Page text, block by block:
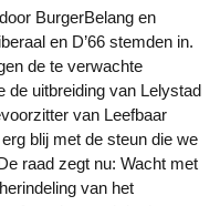
BurgerBelang en
en D’66 stemden in.
de te verwachte
de uitbreiding van Lelystad
van Leefbaar
blij met de steun die we
raad zegt nu: Wacht met
van het